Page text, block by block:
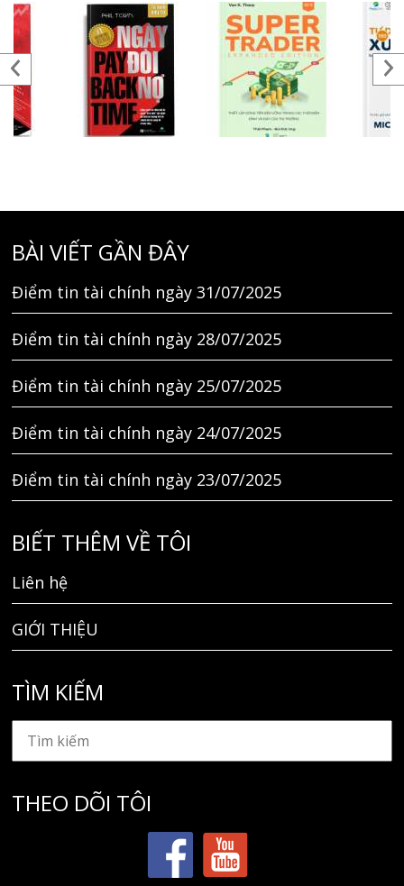
BÀI VIẾT GẦN ĐÂY
Điểm tin tài chính ngày 31/07/2025
Điểm tin tài chính ngày 28/07/2025
Điểm tin tài chính ngày 25/07/2025
Điểm tin tài chính ngày 24/07/2025
Điểm tin tài chính ngày 23/07/2025
BIẾT THÊM VỀ TÔI
Liên hệ
GIỚI THIỆU
TÌM KIẾM
THEO DÕI TÔI